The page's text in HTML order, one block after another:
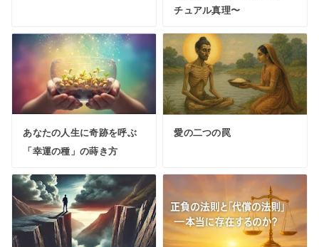
チュアル真理〜
あなたの人生に奇跡を呼ぶ
「幸運の種」の蒔き方
愛の二つの罠